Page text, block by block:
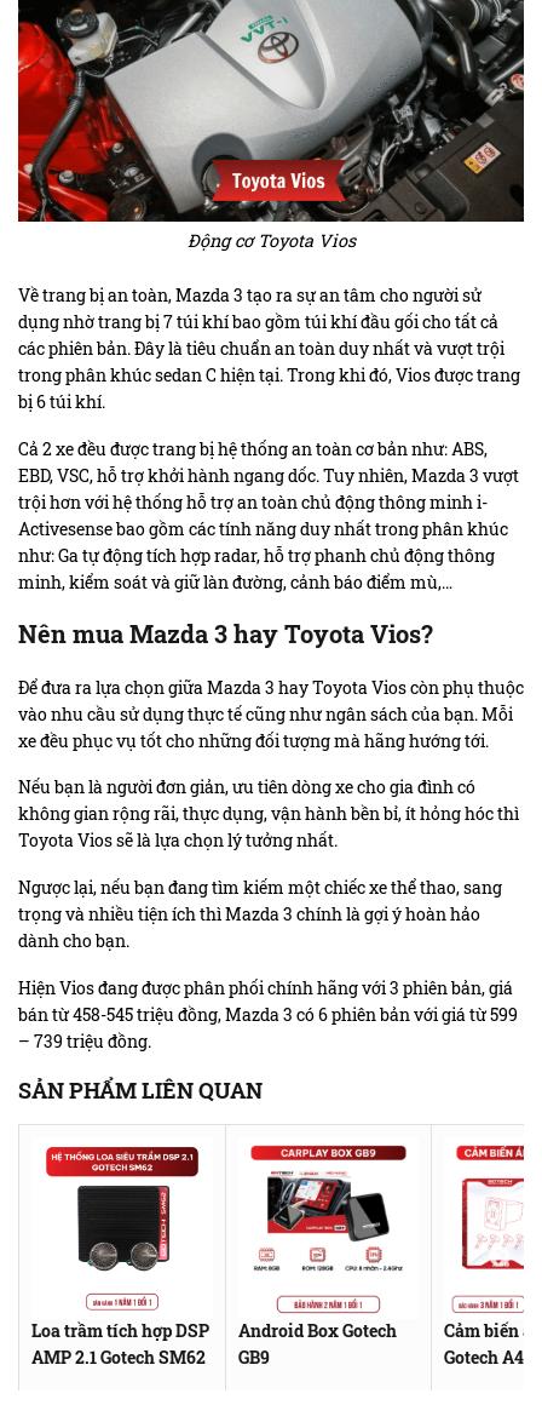
Động cơ Toyota Vios
Về trang bị an toàn, Mazda 3 tạo ra sự an tâm cho người sử
dụng nhờ trang bị 7 túi khí bao gồm túi khí đầu gối cho tất cả
các phiên bản. Đây là tiêu chuẩn an toàn duy nhất và vượt trội
trong phân khúc sedan C hiện tại. Trong khi đó, Vios được trang
bị 6 túi khí.
Cả 2 xe đều được trang bị hệ thống an toàn cơ bản như: ABS,
EBD, VSC, hỗ trợ khởi hành ngang dốc. Tuy nhiên, Mazda 3 vượt
trội hơn với hệ thống hỗ trợ an toàn chủ động thông minh i-
Activesense bao gồm các tính năng duy nhất trong phân khúc
như: Ga tự động tích hợp radar, hỗ trợ phanh chủ động thông
minh, kiểm soát và giữ làn đường, cảnh báo điểm mù,…
Nên mua Mazda 3 hay Toyota Vios?
Để đưa ra lựa chọn giữa Mazda 3 hay Toyota Vios còn phụ thuộc
vào nhu cầu sử dụng thực tế cũng như ngân sách của bạn. Mỗi
xe đều phục vụ tốt cho những đối tượng mà hãng hướng tới.
Nếu bạn là người đơn giản, ưu tiên dòng xe cho gia đình có
không gian rộng rãi, thực dụng, vận hành bền bỉ, ít hỏng hóc thì
Toyota Vios sẽ là lựa chọn lý tưởng nhất.
Ngược lại, nếu bạn đang tìm kiếm một chiếc xe thể thao, sang
trọng và nhiều tiện ích thì Mazda 3 chính là gợi ý hoàn hảo
dành cho bạn.
Hiện Vios đang được phân phối chính hãng với 3 phiên bản, giá
bán từ 458-545 triệu đồng, Mazda 3 có 6 phiên bản với giá từ 599
– 739 triệu đồng.
SẢN PHẨM LIÊN QUAN
Loa trầm tích hợp DSP
AMP 2.1 Gotech SM62
Android Box Gotech
GB9
Cảm biến
Gotech A4B